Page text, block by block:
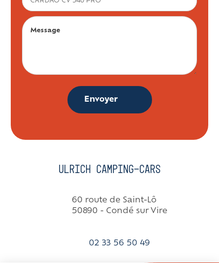
Message
Envoyer
Ulrich Camping-cars
60 route de Saint-Lô
50890 - Condé sur Vire
02 33 56 50 49